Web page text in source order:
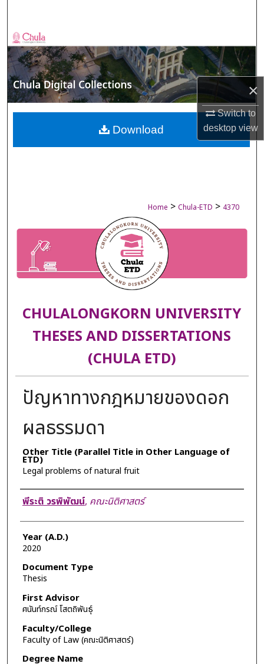
×
Switch to
desktopview
Browse Collections
My Account
About
Digital Commons Network™
Home > Chula-ETD > 4370
CHULALONGKORN UNIVERSITY
THESES AND DISSERTATIONS
(CHULA ETD)
ปัญหาทางกฎหมายของดอก
ผลธรรมดา
Other Title (Parallel Title in Other Language of
ETD)
Legal problems of natural fruit
Author
พีระติ วรพิพัฒน์, คณะนิติศาสตร์
Year (A.D.)
2020
Document Type
Thesis
First Advisor
ศนันท์กรณ์ โสตถิพันธุ์
Faculty/College
Faculty of Law (คณะนิติศาสตร์)
Degree Name
Download